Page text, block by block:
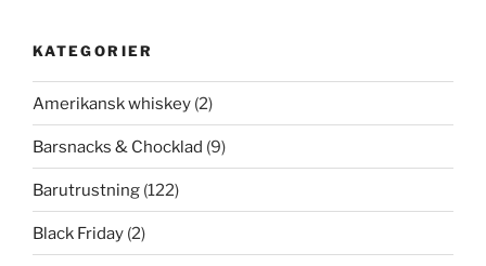
KATEGORIER
Amerikansk whiskey (2)
Barsnacks & Chocklad (9)
Barutrustning (122)
Black Friday (2)